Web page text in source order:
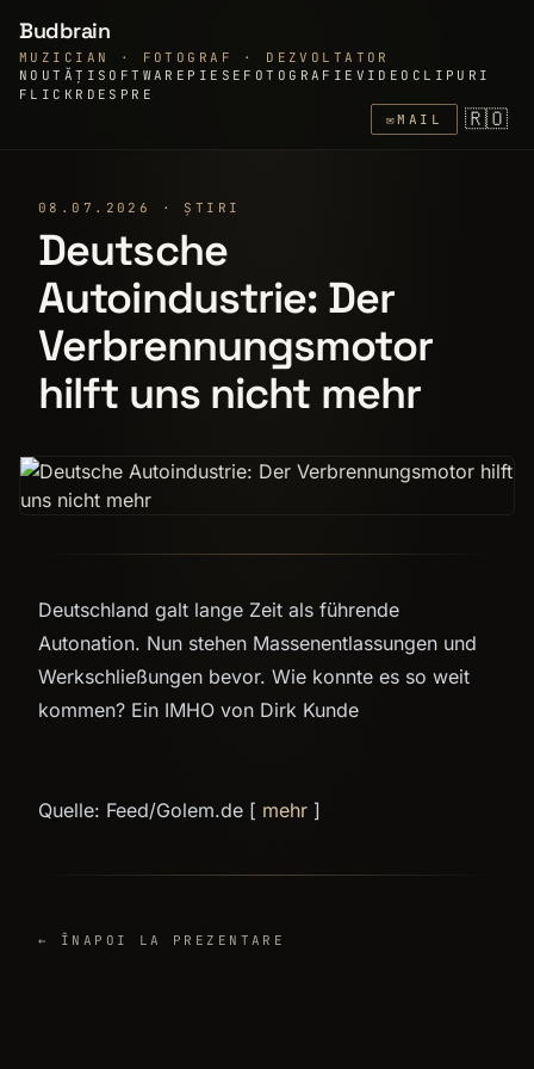
Budbrain
MUZICIAN · FOTOGRAF · DEZVOLTATOR
NOUTĂȚI SOFTWARE PIESE FOTOGRAFIE VIDEOCLIPURI
FLICKR DESPRE
✉MAIL 🇷🇴
08.07.2026 · ȘTIRI
Deutsche
Autoindustrie: Der
Verbrennungsmotor
hilft uns nicht mehr
Deutschland galt lange Zeit als führende
Autonation. Nun stehen Massenentlassungen und
Werkschließungen bevor. Wie konnte es so weit
kommen? Ein IMHO von Dirk Kunde
Quelle: Feed/Golem.de [ mehr ]
← ÎNAPOI LA PREZENTARE